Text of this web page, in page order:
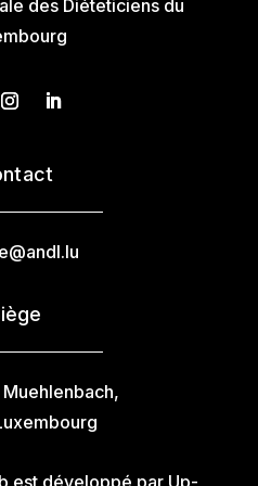
des Diéteticiens du
est développé par Up-